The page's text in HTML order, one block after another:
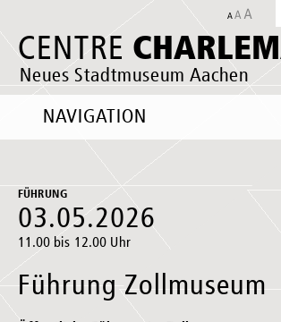
CENTRE
Neues Stadtmuseum Aachen
NAVIGATION
FÜHRUNG
03.05.2026
11.00 bis 12.00 Uhr
Führung Zollmuseum